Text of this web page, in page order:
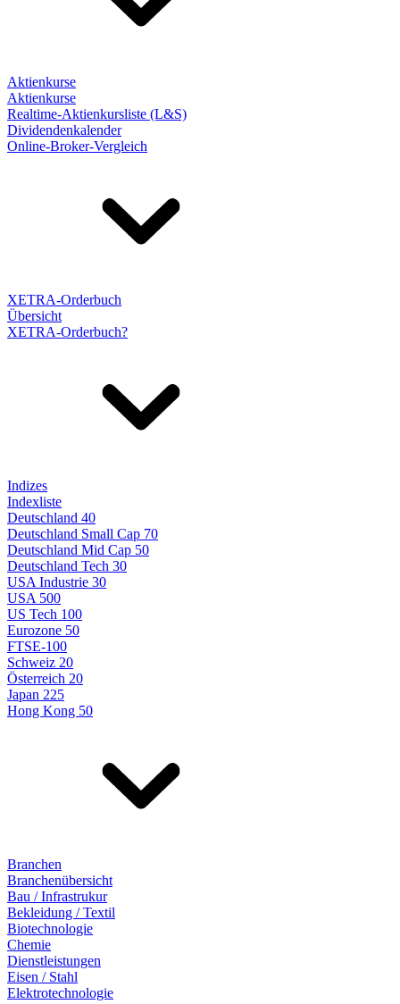
Aktienkurse
Aktienkurse
Realtime-Aktienkursliste (L&S)
Dividendenkalender
Online-Broker-Vergleich
XETRA-Orderbuch
Übersicht
XETRA-Orderbuch?
Indizes
Indexliste
Deutschland 40
Deutschland Small Cap 70
Deutschland Mid Cap 50
Deutschland Tech 30
USA Industrie 30
USA 500
US Tech 100
Eurozone 50
FTSE-100
Schweiz 20
Österreich 20
Japan 225
Hong Kong 50
Branchen
Branchenübersicht
Bau / Infrastrukur
Bekleidung / Textil
Biotechnologie
Chemie
Dienstleistungen
Eisen / Stahl
Elektrotechnologie